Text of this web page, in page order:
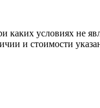
условиях не
и стоимости